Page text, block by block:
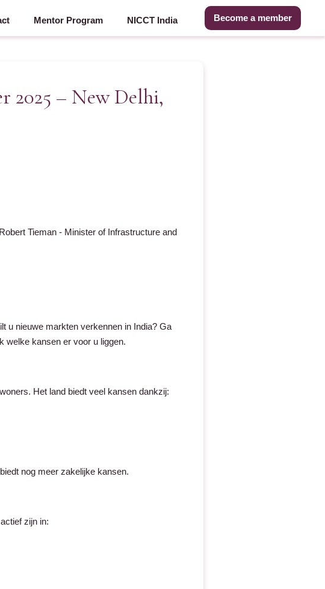
Mentor Program NICCT India Become a member
2025 – New Delhi,
Tieman - Minister of Infrastructure and
u nieuwe markten verkennen in India? Ga
welke kansen er voor u liggen.
Het land biedt veel kansen dankzij:
nog meer zakelijke kansen.
zijn in: